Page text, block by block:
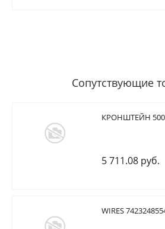
Сопутствующие
КРОНШТЕЙН
5 711.08 руб.
WIRES